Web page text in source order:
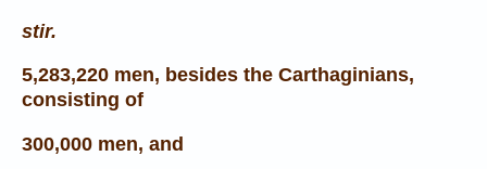
stir.
5,283,220 men, besides the Carthaginians,
consisting of
300,000 men, and